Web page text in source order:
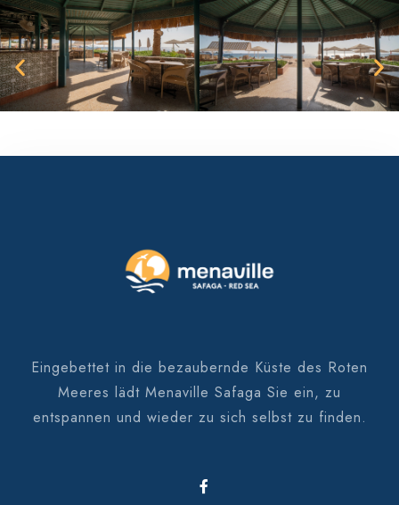
100
Eingebettet in die bezaubernde Küste des Roten
Meeres lädt Menaville Safaga Sie ein, zu
entspannen und wieder zu sich selbst zu finden.